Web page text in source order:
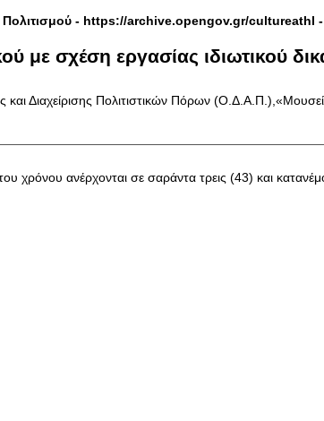
- https://archive.opengov.gr/cultureathl -
σχέση εργασίας ιδιωτικού
Διαχείρισης Πολιτιστικών Πόρων
χρόνου ανέρχονται σε σαράντα τρεις (43) και